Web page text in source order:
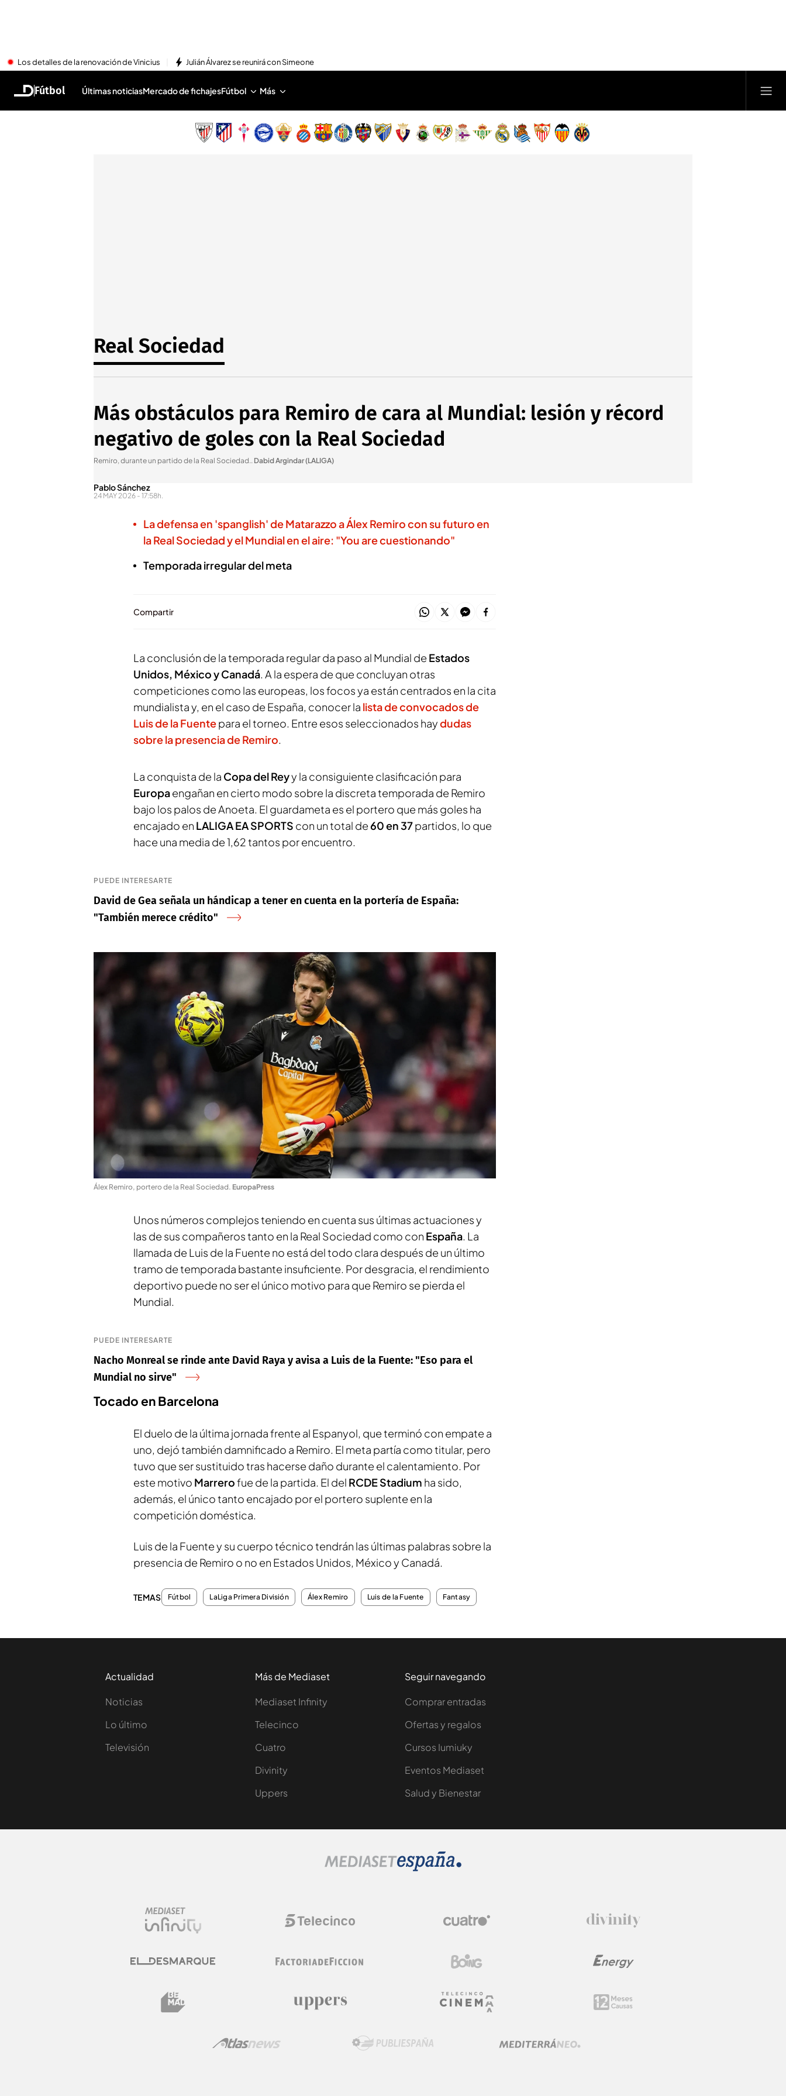
Los detalles de la renovación de Vinicius Julián Álvarez se reunirá con Simeone
Fútbol Últimas noticiasMercado de fichajesFútbol Más
Real Sociedad
Más obstáculos para Remiro de cara al Mundial: lesión y récord
negativo de goles con la Real Sociedad
Remiro, durante un partido de la Real Sociedad.. Dabid Argindar (LALIGA)
Pablo Sánchez
24 MAY 2026 - 17:58h.
La defensa en 'spanglish' de Matarazzo a Álex Remiro con su futuro en
la Real Sociedad y el Mundial en el aire: "You are cuestionando"
Temporada irregular del meta
Compartir
La conclusión de la temporada regular da paso al Mundial de Estados
Unidos, México y Canadá. A la espera de que concluyan otras
competiciones como las europeas, los focos ya están centrados en la cita
mundialista y, en el caso de España, conocer la lista de convocados de
Luis de la Fuentepara el torneo. Entre esos seleccionados haydudas
sobre la presencia de Remiro.
La conquista de la Copa del Reyy la consiguiente clasificación para
Europaengañan en cierto modo sobre la discreta temporada de Remiro
bajo los palos de Anoeta. El guardameta es el portero que más goles ha
encajado en LALIGA EA SPORTS con un total de 60 en 37partidos, lo que
hace una media de 1,62 tantos por encuentro.
PUEDE INTERESARTE
David de Gea señala un hándicap a tener en cuenta en la portería de España:
"También merece crédito"
Álex Remiro, portero de la Real Sociedad. EuropaPress
Unos números complejos teniendo en cuenta sus últimas actuaciones y
las de sus compañeros tanto en la Real Sociedad como con España. La
llamada de Luis de la Fuente no está del todo clara después de un último
tramo de temporada bastante insuficiente. Por desgracia, el rendimiento
deportivo puede no ser el único motivo para que Remiro se pierda el
Mundial.
PUEDE INTERESARTE
Nacho Monreal se rinde ante David Raya y avisa a Luis de la Fuente: "Eso para el
Mundial no sirve"
Tocado en Barcelona
El duelo de la última jornada frente al Espanyol, que terminó con empate a
uno, dejó también damnificado a Remiro. El meta partía como titular, pero
tuvo que ser sustituido tras hacerse daño durante el calentamiento. Por
este motivo Marrerofue de la partida. El del RCDE Stadium ha sido,
además, el único tanto encajado por el portero suplente en la
competición doméstica.
Luis de la Fuente y su cuerpo técnico tendrán las últimas palabras sobre la
presencia de Remiro o no en Estados Unidos, México y Canadá.
TEMAS Fútbol LaLiga Primera División Álex Remiro Luis de la Fuente Fantasy
Actualidad
Noticias
Lo último
Televisión
Más de Mediaset
Mediaset Infinity
Telecinco
Cuatro
Divinity
Uppers
Seguir navegando
Comprar entradas
Ofertas y regalos
Cursos Iumiuky
Eventos Mediaset
Salud y Bienestar